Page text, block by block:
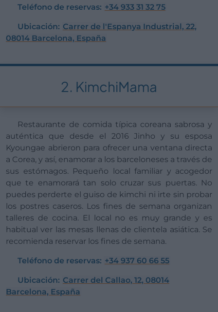
Teléfono de reservas: +34 933 31 32 75
Ubicación: Carrer de l'Espanya Industrial, 22,
08014 Barcelona, España
2. KimchiMama
Restaurante de comida típica coreana sabrosa y
auténtica que desde el 2016 Jinho y su esposa
Kyoungae abrieron para ofrecer una ventana directa
a Corea, y así, enamorar a los barceloneses a través de
sus estómagos. Pequeño local familiar y acogedor
que te enamorará tan solo cruzar sus puertas. No
puedes perderte el guiso de kimchi ni irte sin probar
los postres caseros. Los fines de semana organizan
talleres de cocina. El local no es muy grande y es
habitual ver las mesas llenas de clientela asiática. Se
recomienda reservar los fines de semana.
Teléfono de reservas: +34 937 60 66 55
Ubicación: Carrer del Callao, 12, 08014
Barcelona, España